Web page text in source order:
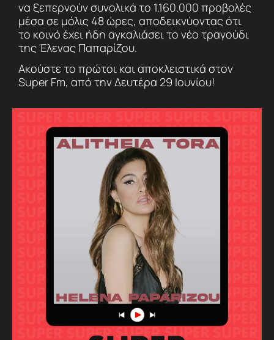
να ξεπερνούν συνολικά το 1.160.000 προβολές
μέσα σε μόλις 48 ώρες, αποδεικνύοντας ότι
το κοινό έχει ήδη αγκαλιάσει το νέο τραγούδι
της Έλενας Παπαρίζου.
Ακούστε το πρώτοι και αποκλειστικά στον
Super Fm, από την Δευτέρα 29 Ιουνίου!